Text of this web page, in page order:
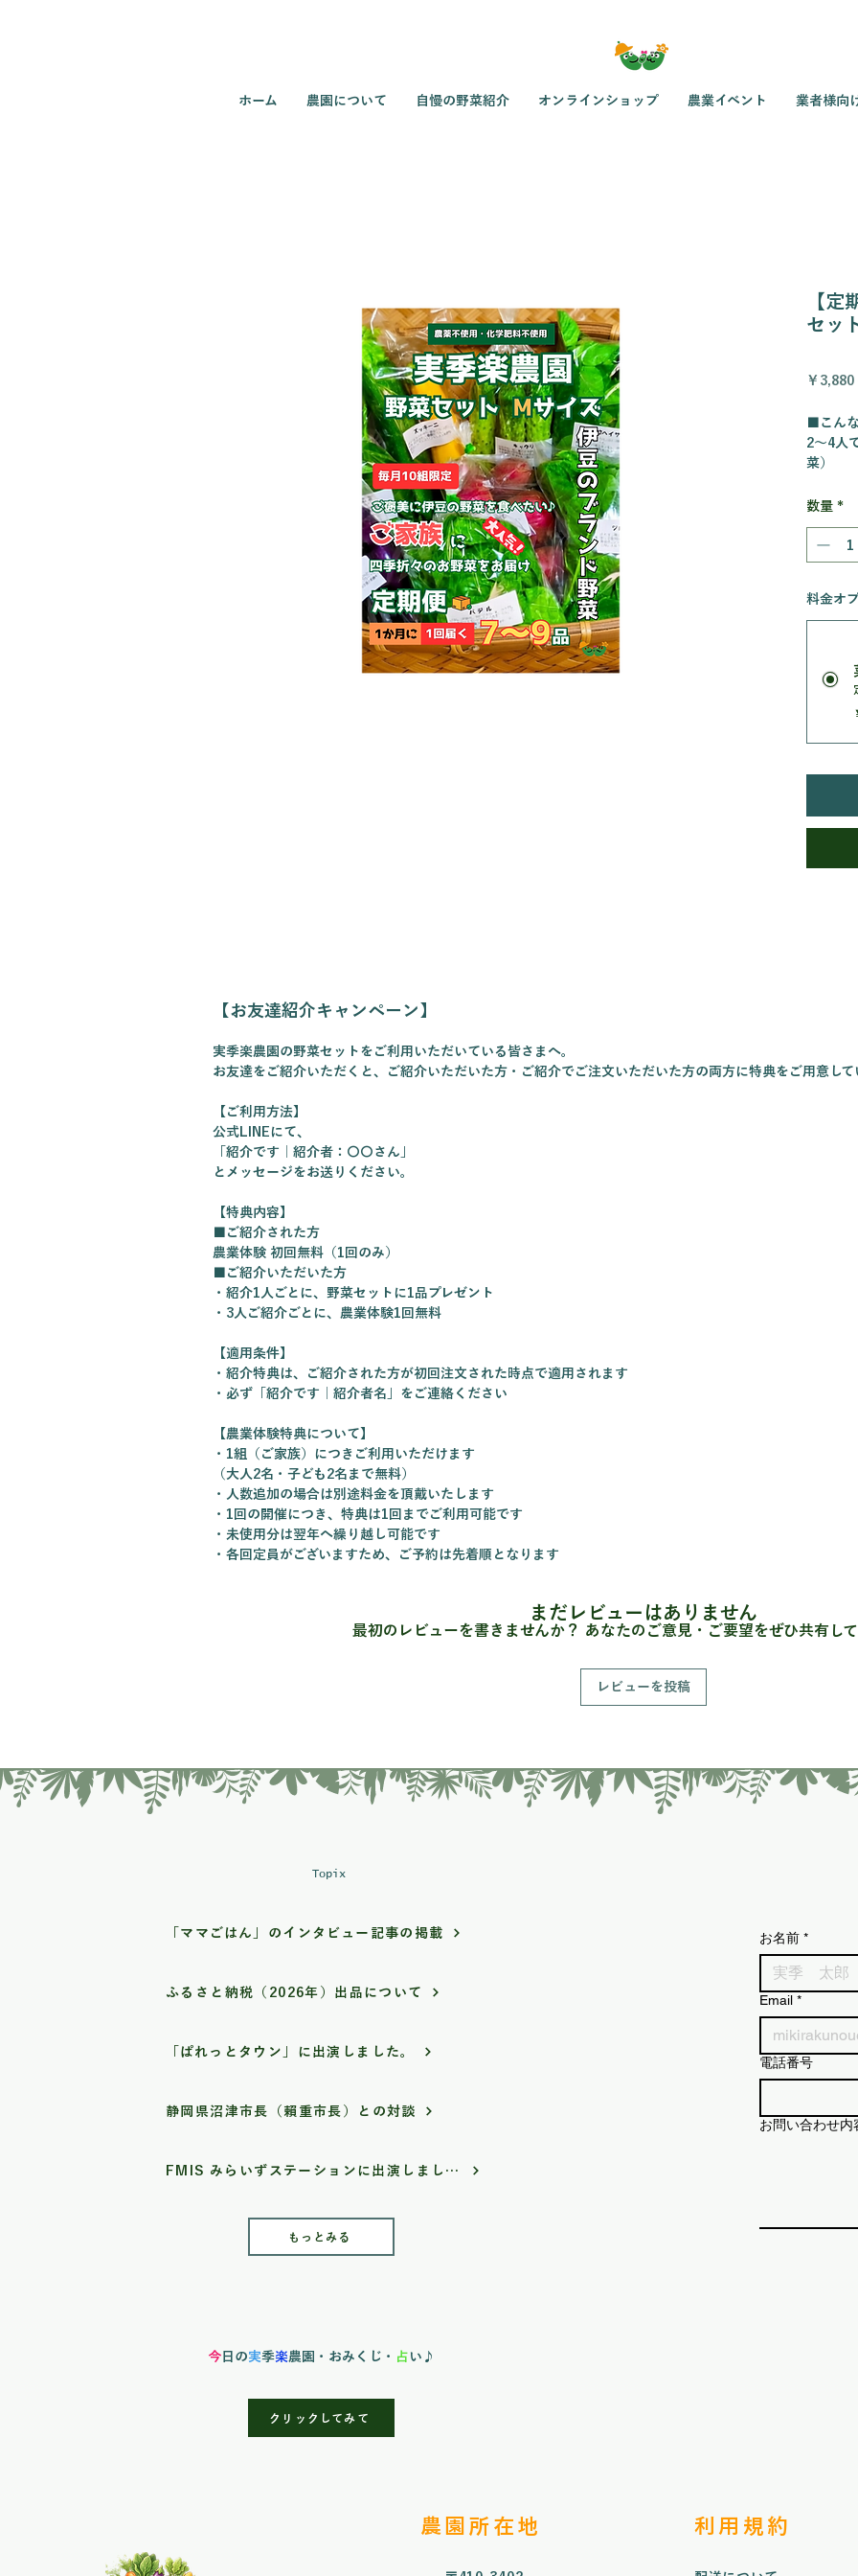
ホーム 農園について 自慢の野菜紹介 オンラインショップ 農業イベント 業者様向
【
セッ
￥3,880
■こん
2～4人
菜）
ト。
■商品
旬の野
伏見甘
サキ /
ル / ダ
ッドム
かん 等
年から
薬・化
い柑橘
の風味
無限の
頂けれ
循環を
数量 *
料金オ
【お友達紹介キャンペーン】
実季楽農園の野菜セットをご利用いただいている皆さまへ。
お友達をご紹介いただくと、ご紹介いただいた方・ご紹介でご注文いただいた方の両方に特典をご用意して
【ご利用方法】
公式LINEにて、
「紹介です｜紹介者：〇〇さん」
とメッセージをお送りください。
【特典内容】
■ご紹介された方
農業体験 初回無料（1回のみ）
■ご紹介いただいた方
・紹介1人ごとに、野菜セットに1品プレゼント
・3人ご紹介ごとに、農業体験1回無料
【適用条件】
・紹介特典は、ご紹介された方が初回注文された時点で適用されます
・必ず「紹介です｜紹介者名」をご連絡ください
【農業体験特典について】
・1組（ご家族）につきご利用いただけます
（大人2名・子ども2名まで無料）
・人数追加の場合は別途料金を頂戴いたします
・1回の開催につき、特典は1回までご利用可能です
・未使用分は翌年へ繰り越し可能です
・各回定員がございますため、ご予約は先着順となります
まだレビューはありません
最初のレビューを書きませんか？ あなたのご意見・ご要望をぜひ共有して
レビューを投稿
Topix
「ママごはん」のインタビュー記事の掲載
ふるさと納税（2026年）出品について
「ぱれっとタウン」に出演しました。
静岡県沼津市長（賴重市長）との対談
FMIS みらいずステーションに出演しました。
もっとみる
今 日の実季楽農園 ・おみくじ・ 占 い♪
クリックしてみて
お名前 *
Email *
電話番号
お問い合わせ内
​農園所在地 利用規約